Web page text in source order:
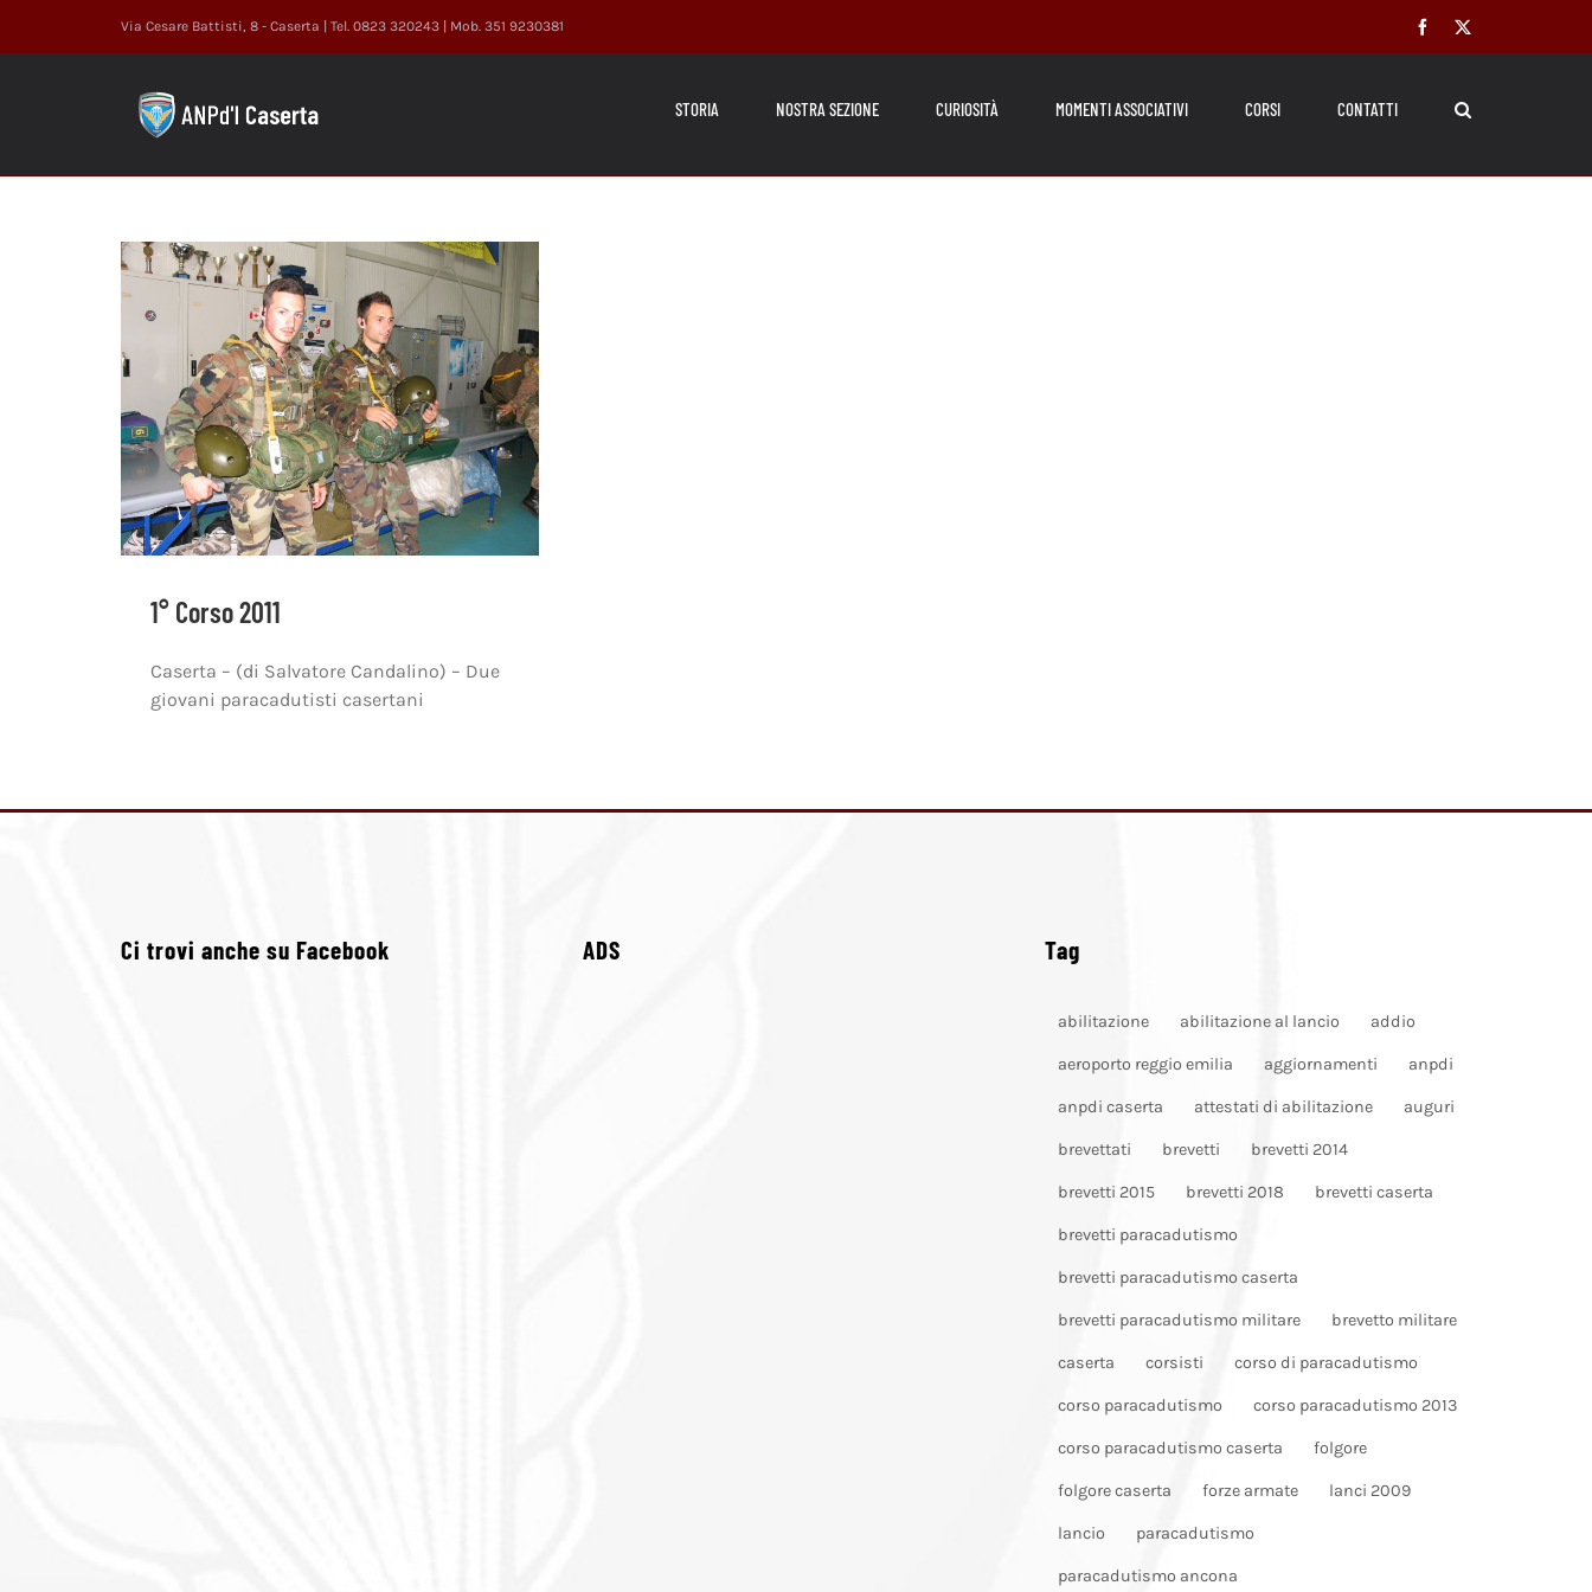
Via Cesare Battisti, 8 - Caserta | Tel. 0823 320243 | Mob. 351 9230381 Facebook
STORIA NOSTRA SEZIONE CURIOSITÀ MOMENTI ASSOCIATIVI CORSI CONTATTI
1° Corso 2011
Caserta – (di Salvatore Candalino) – Due
giovani paracadutisti casertani
Ci trovi anche su Facebook ADS Tag
abilitazione abilitazione al lancio addio
aeroporto reggio emilia aggiornamenti anpdi
anpdi caserta attestati di abilitazione auguri
brevettati brevetti brevetti 2014
brevetti 2015 brevetti 2018 brevetti caserta
brevetti paracadutismo
brevetti paracadutismo caserta
brevetti paracadutismo militare brevetto militare
caserta corsisti corso di paracadutismo
corso paracadutismo corso paracadutismo 2013
corso paracadutismo caserta folgore
folgore caserta forze armate lanci 2009
lancio paracadutismo
paracadutismo ancona